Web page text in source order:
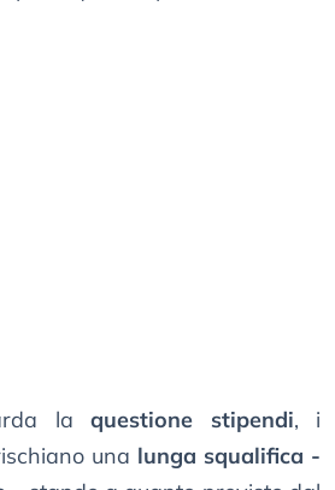
la questione stipendi, i
una lunga squalifica -